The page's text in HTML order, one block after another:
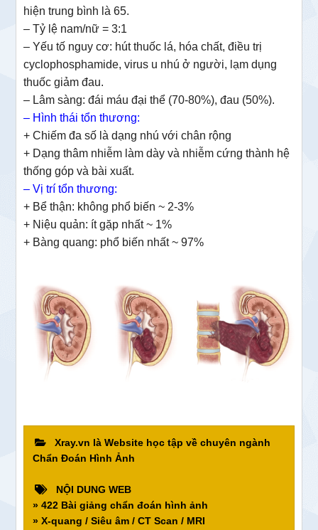
hiện trung bình là 65.
– Tỷ lệ nam/nữ = 3:1
– Yếu tố nguy cơ: hút thuốc lá, hóa chất, điều trị
cyclophosphamide, virus u nhú ở người, lạm dụng
thuốc giảm đau.
– Lâm sàng: đái máu đại thể (70-80%), đau (50%).
– Hình thái tổn thương:
+ Chiếm đa số là dạng nhú với chân rộng
+ Dạng thâm nhiễm làm dày và nhiễm cứng thành hệ
thống góp và bài xuất.
– Vị trí tổn thương:
+ Bể thận: không phổ biến ~ 2-3%
+ Niệu quản: ít gặp nhất ~ 1%
+ Bàng quang: phổ biến nhất ~ 97%
Xray.vn là Website học tập về chuyên ngành
Chẩn Đoán Hình Ảnh
NỘI DUNG WEB
» 422 Bài giảng chẩn đoán hình ảnh
» X-quang / Siêu âm / CT Scan / MRI